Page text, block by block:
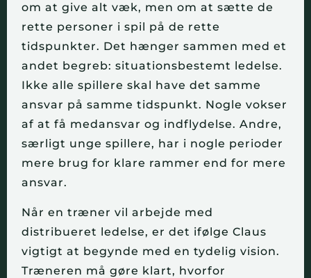
om at give alt væk, men om at sætte de
rette personer i spil på de rette
tidspunkter. Det hænger sammen med et
andet begreb: situationsbestemt ledelse.
Ikke alle spillere skal have det samme
ansvar på samme tidspunkt. Nogle vokser
af at få medansvar og indflydelse. Andre,
særligt unge spillere, har i nogle perioder
mere brug for klare rammer end for mere
ansvar.
Når en træner vil arbejde med
distribueret ledelse, er det ifølge Claus
vigtigt at begynde med en tydelig vision.
Træneren må gøre klart, hvorfor